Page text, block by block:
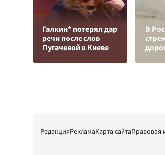
Галкин* потерял дар
речи после слов
Пугачевой о Киеве
В
РедакцияРекламаКарта сайтаПравовая